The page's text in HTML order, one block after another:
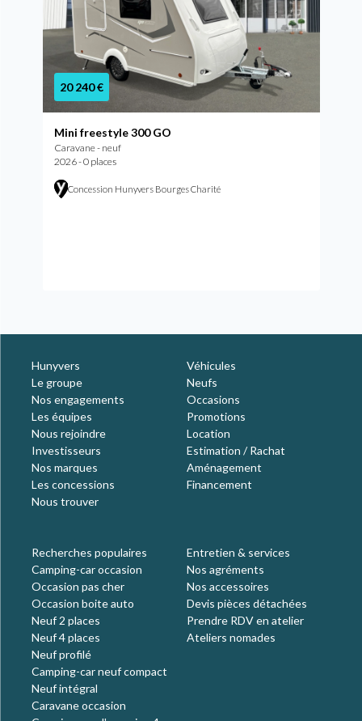
20 240 €
Mini freestyle 300 GO
Caravane - neuf
2026 - 0 places
Concession Hunyvers Bourges Charité
Hunyvers
Le groupe
Nos engagements
Les équipes
Nous rejoindre
Investisseurs
Nos marques
Les concessions
Nous trouver
Véhicules
Neufs
Occasions
Promotions
Location
Estimation / Rachat
Aménagement
Financement
Recherches populaires
Camping-car occasion
Occasion pas cher
Occasion boite auto
Neuf 2 places
Neuf 4 places
Neuf profilé
Camping-car neuf compact
Neuf intégral
Caravane occasion
Entretien & services
Nos agréments
Nos accessoires
Devis pièces détachées
Prendre RDV en atelier
Ateliers nomades